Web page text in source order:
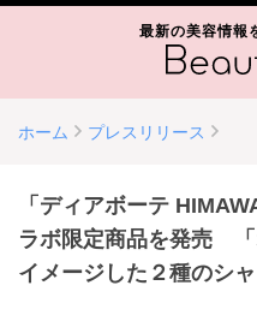
最新の美容情報
ホーム プレスリリース
「ディアボーテ
ラボ限定商品を発売
イメージした２種のシ